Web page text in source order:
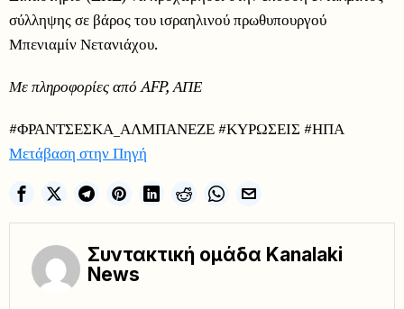
σύλληψης σε βάρος του ισραηλινού πρωθυπουργού
Μπενιαμίν Νετανιάχου.
Με πληροφορίες από AFP, ΑΠΕ
#ΦΡΑΝΤΣΕΣΚΑ_ΑΛΜΠΑΝΕΖΕ #ΚΥΡΩΣΕΙΣ #ΗΠΑ
Μετάβαση στην Πηγή
Συντακτική ομάδα Kanalaki
News